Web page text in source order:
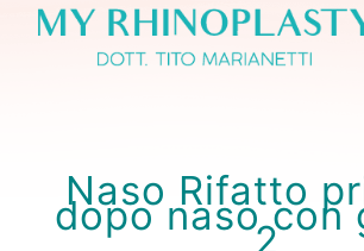
Naso Rifatto
dopo naso con
2